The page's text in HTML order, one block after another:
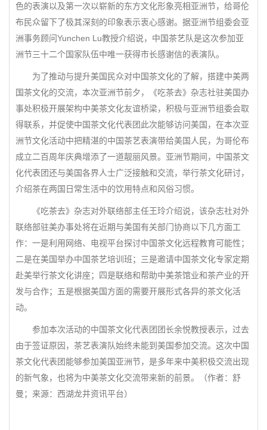
色的表演以及第一次以崭新的东方文化形象亮相亚洲节，给哥伦
布民众留下了极其深刻的印象表示衷心感谢。据亚洲节组委会亚
洲事务顾问Yunchen Lu教授介绍说，中国茶艺队是这次参加亚
洲节三十二个国家队伍中唯一获得市长感谢信的表演队。
为了推动与提升美国民众对中国茶文化的了解，搭建中美两
国茶文化的交流，本次亚洲节前夕，《吃茶去》杂志社驻美国办
事处积极开展架构中美茶文化友谊桥梁，积极与亚洲节组委会取
得联系，并促使中国茶文化代表团此次能够访问美国，在本次亚
洲节文化活动中把精湛的中国茶艺表演带给美国人民，为哥伦布
成立二百周年庆典增添了一道靓丽风景。亚洲节期间，中国茶文
化代表团还与美国各界人士广泛接触和交流，举行茶文化研讨，
介绍茶在两国日常生活中的饮用特点和风俗习惯。
《吃茶去》杂志对外联络部主任王玲介绍说，该杂志社对外
联络部驻美办事处将在近期与美国有关部门协商以下几方面工
作：一是利用网络、电视平台探讨中国茶文化远程教育可能性；
二是在美国举办中国茶艺培训班；三是邀请中国茶文化专家定期
赴美举行茶文化讲座；四是联络和帮助中美茶馆业和茶产业的开
发与合作；五是根据美国方面的需要开展形式各异的茶文化活
动。
参加本次活动的中国茶文化代表团团长余悦教授表示，过去
由于签证原因，茶艺表演队始终未能到美国参加交流。这次中国
茶文化代表团能够参加美国亚洲节，是多年来中美积极交流出现
的新气象，也将为中美茶文化交流带来新的前景。（作者：舒
曼；来源：西湖龙井资讯平台）